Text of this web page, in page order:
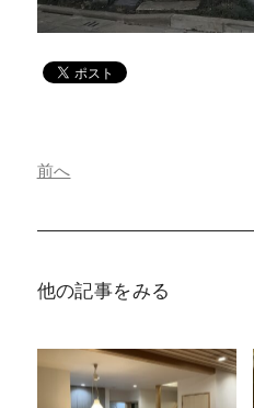
前へ
他の記事をみる